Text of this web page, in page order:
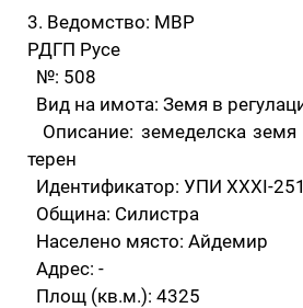
3. Ведомство: МВР
РДГП Русе
№: 508
Вид на имота: Земя в
Описание: земеделска
терен
Идентификатор: УПИ XXXI-
Община: Силистра
Населено място: Айдемир
Адрес: -
Площ (кв.м.): 4325